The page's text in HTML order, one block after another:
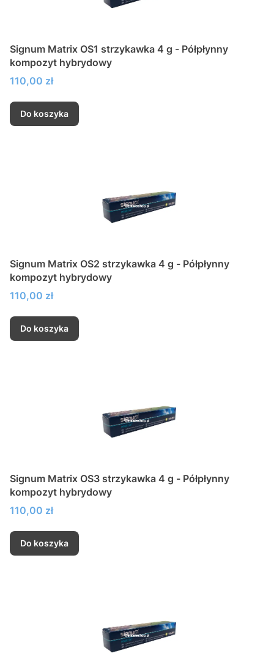
Signum Matrix OS1 strzykawka 4 g - Półpłynny
kompozyt hybrydowy
Cena
110,00 zł
Do koszyka
Signum Matrix OS2 strzykawka 4 g - Półpłynny
kompozyt hybrydowy
Cena
110,00 zł
Do koszyka
Signum Matrix OS3 strzykawka 4 g - Półpłynny
kompozyt hybrydowy
Cena
110,00 zł
Do koszyka